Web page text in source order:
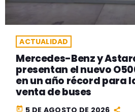
ACTUALIDAD
Mercedes-Benz y
presentan el nuevo
en un año récord para
venta de buses
today